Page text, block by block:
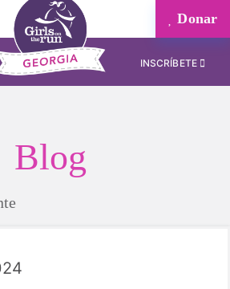
Donar
INSCRÍBETE
Blog